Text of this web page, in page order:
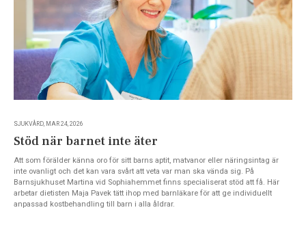
SJUKVÅRD, MAR 24, 2026
Stöd när barnet inte äter
Att som förälder känna oro för sitt barns aptit, matvanor eller näringsintag är
inte ovanligt och det kan vara svårt att veta var man ska vända sig. På
Barnsjukhuset Martina vid Sophiahemmet finns specialiserat stöd att få. Här
arbetar dietisten Maja Pavek tätt ihop med barnläkare för att ge individuellt
anpassad kostbehandling till barn i alla åldrar.